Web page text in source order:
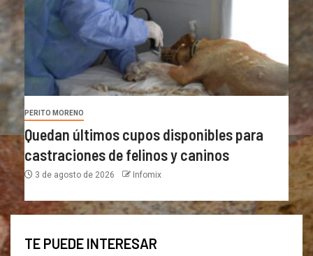
PERITO MORENO
Quedan últimos cupos disponibles para
castraciones de felinos y caninos
3 de agosto de 2026 Infomix
TE PUEDE INTERESAR